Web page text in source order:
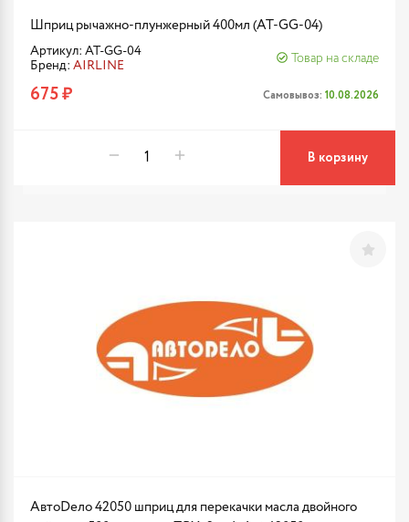
Шприц рычажно-плунжерный 400мл (AT-GG-04)
Артикул: AT-GG-04
Бренд: AIRLINE
Товар на складе
675 ₽ Самовывоз: 10.08.2026
В корзину
АвтоDело 42050 шприц для перекачки масла двойного